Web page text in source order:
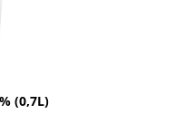
(0,7L)